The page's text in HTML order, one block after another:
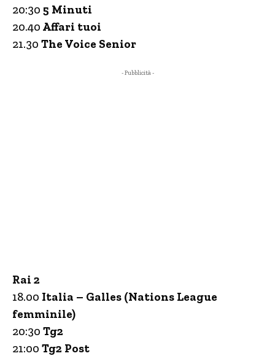
20:30 5 Minuti
20.40 Affari tuoi
21.30 The Voice Senior
- Pubblicità -
Rai 2
18.00 Italia – Galles (Nations League
femminile)
20:30 Tg2
21:00 Tg2 Post